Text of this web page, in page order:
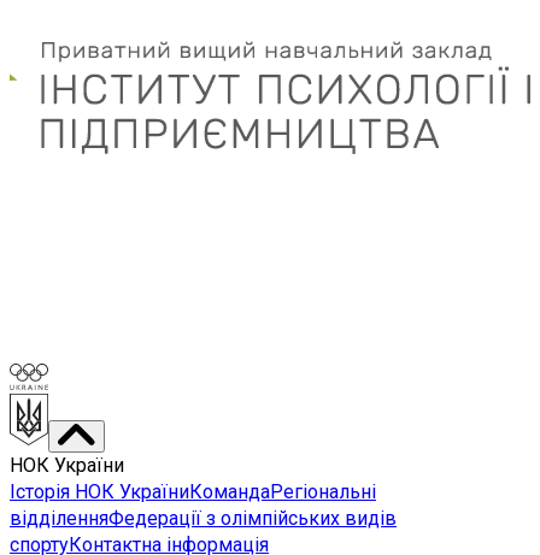
НОК України
Історія НОК УкраїниКомандаРегіональні
відділенняФедерації з олімпійських видів
спортуКонтактна інформація